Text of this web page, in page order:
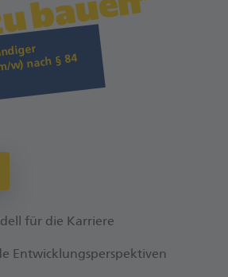
w) nach § 84
für die Karriere
Entwicklungsperspektiven